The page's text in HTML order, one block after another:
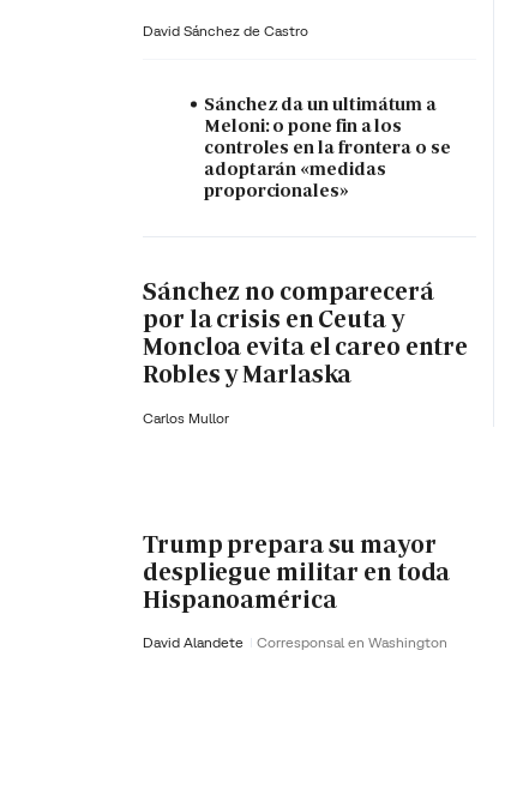
David Sánchez de Castro
Sánchez da un ultimátum a
Meloni: o pone fin a los
controles en la frontera o se
adoptarán «medidas
proporcionales»
Sánchez no comparecerá
por la crisis en Ceuta y
Moncloa evita el careo entre
Robles y Marlaska
Carlos Mullor
Trump prepara su mayor
despliegue militar en toda
Hispanoamérica
David Alandete Corresponsal en Washington